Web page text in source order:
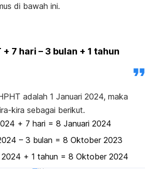
di bawah ini.
+ 7 hari – 3 bulan + 1 tahun
adalah 1 Januari 2024, maka
kira sebagai berikut.
+ 7 hari = 8 Januari 2024
– 3 bulan = 8 Oktober 2023
+ 1 tahun = 8 Oktober 2024